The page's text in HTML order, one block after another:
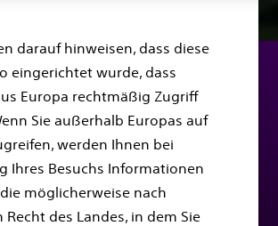
darauf hinweisen, dass diese
eingerichtet wurde, dass
Europa rechtmäßig Zugriff
Sie außerhalb Europas auf
werden Ihnen bei
Ihres Besuchs Informationen
möglicherweise nach
des Landes, in dem Sie
(ca. 6 Monate
Eingriff)